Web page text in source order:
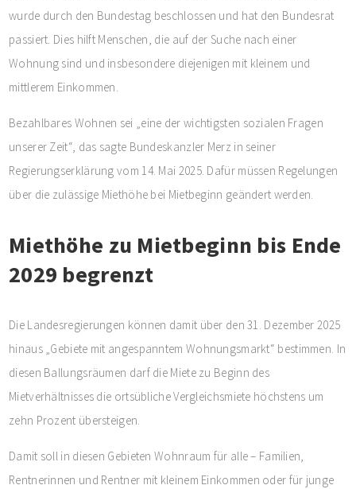
wurde durch den Bundestag beschlossen und hat den Bundesrat
passiert. Dies hilft Menschen, die auf der Suche nach einer
Wohnung sind und insbesondere diejenigen mit kleinem und
mittlerem Einkommen.
Bezahlbares Wohnen sei „eine der wichtigsten sozialen Fragen
unserer Zeit“, das sagte Bundeskanzler Merz in seiner
Regierungserklärung vom 14. Mai 2025. Dafür müssen Regelungen
über die zulässige Miethöhe bei Mietbeginn geändert werden.
Miethöhe zu Mietbeginn bis Ende
2029 begrenzt
Die Landesregierungen können damit über den 31. Dezember 2025
hinaus „Gebiete mit angespanntem Wohnungsmarkt“ bestimmen. In
diesen Ballungsräumen darf die Miete zu Beginn des
Mietverhältnisses die ortsübliche Vergleichsmiete höchstens um
zehn Prozent übersteigen.
Damit soll in diesen Gebieten Wohnraum für alle – Familien,
Rentnerinnen und Rentner mit kleinem Einkommen oder für junge